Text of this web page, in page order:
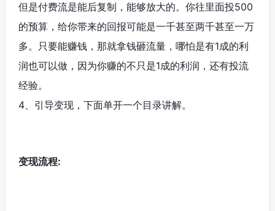
但是付费流是能后复制，能够放大的。你往里面投500
的预算，给你带来的回报可能是一千甚至两千甚至一万
多。只要能赚钱，那就拿钱砸流量，哪怕是有1成的利
润也可以做，因为你赚的不只是1成的利润，还有投流
经验。
4、引导变现，下面单开一个目录讲解。
变现流程: